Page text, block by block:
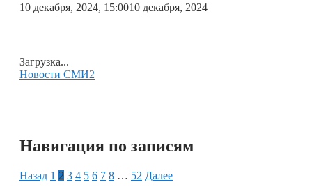
10 декабря, 2024, 15:0010 декабря, 2024
Загрузка...
Новости СМИ2
Навигация по записям
Назад 1 2 3 4 5 6 7 8 … 52 Далее